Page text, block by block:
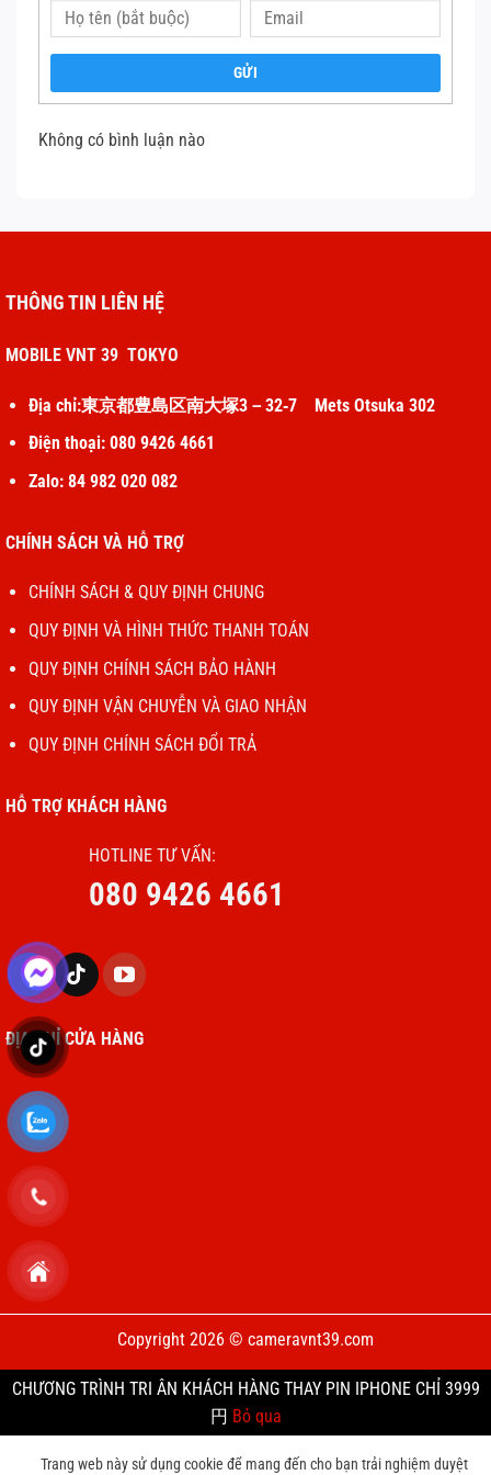
Đầu tiên, vào Cài đặt → Quyền riêng tư → Chuẩn đoán &
như trên, trong mục chuẩn đoán dữ liệu tìm file log-
thực tế, số lần sạc của pin.
3. Linh kiện chính hãng và chế độ bảo hành lâu dài tại Mobile vnt
Đến với dịch vụthay pin iPhone 8 Plus
khách hàng sẽ được thay thế bằng pin Li – ion lõi Polymer
tiêu chuẩn CE Châu Âu do Supitec phân với. Những viên pin
gia về pin Lithium cho thiết bị cầm tay. Với các chứng chỉ
101:2016/BTTTT.
Bên cạnh đó, khi thay pin Supitec tại Điện Thoại Vui khách
hàng còn được bảo hành 1 đổi 1 đối với các lỗi do nhà sản
xuất trong vòng 1 năm. Điều kiện áp dụng bảo hành là
những sản phẩm còn nguyên vẹn, tem bảo hành đầy đủ.
Thay pin iphone 8 Plus
GỬI
Không có bình luận nào
THÔNG TIN LIÊN HỆ
MOBILE VNT 39 TOKYO
Địa chỉ:東京都豊島区南大塚3－32‐7 Mets Otsuka 302
Điện thoại: 080 9426 4661
Zalo: 84 982 020 082
CHÍNH SÁCH VÀ HỖ TRỢ
CHÍNH SÁCH & QUY ĐỊNH CHUNG
QUY ĐỊNH VÀ HÌNH THỨC THANH TOÁN
QUY ĐỊNH CHÍNH SÁCH BẢO HÀNH
QUY ĐỊNH VẬN CHUYỄN VÀ GIAO NHẬN
QUY ĐỊNH CHÍNH SÁCH ĐỔI TRẢ
HỖ TRỢ KHÁCH HÀNG
HOTLINE TƯ VẤN:
080 9426 4661
ĐỊA CHỈ CỬA HÀNG
Copyright 2026 © cameravnt39.com
CHƯƠNG TRÌNH TRI ÂN KHÁCH HÀNG THAY PIN IPHONE CHỈ 3999
円 Bỏ qua
Trang web này sử dụng cookie để mang đến cho bạn trải nghiệm duyệt